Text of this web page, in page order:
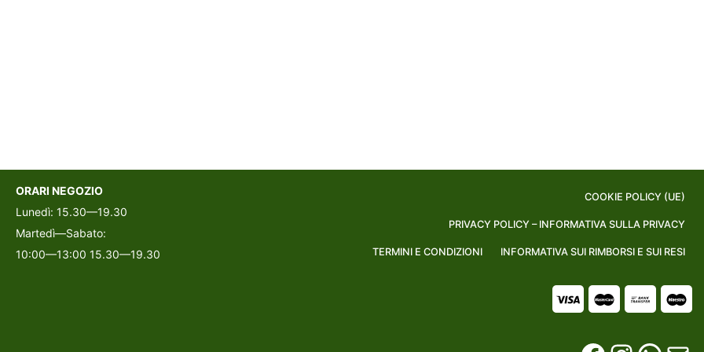
ORARI NEGOZIO
Lunedì: 15.30—19.30
Martedì—Sabato:
10:00—13:00 15.30—19.30
COOKIE POLICY (UE)
PRIVACY POLICY – INFORMATIVA SULLA PRIVACY
TERMINI E CONDIZIONI INFORMATIVA SUI RIMBORSI E SUI RESI